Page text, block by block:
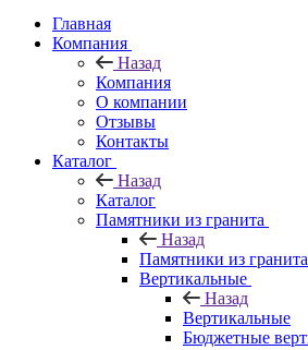
Главная
Компания
Назад
Компания
О компании
Отзывы
Контакты
Каталог
Назад
Каталог
Памятники из гранита
Назад
Памятники из гранита
Вертикальные
Назад
Вертикальные
Бюджетные